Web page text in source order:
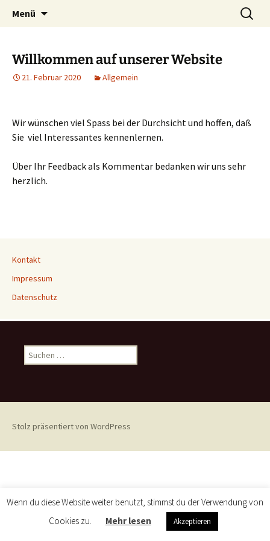
Menü
Suchen
nach:
Willkommen auf unserer Website
21. Februar 2020 Allgemein
Wir wünschen viel Spass bei der Durchsicht und hoffen, daß
Sie viel Interessantes kennenlernen.
Über Ihr Feedback als Kommentar bedanken wir uns sehr
herzlich.
Kontakt
Impressum
Datenschutz
Suchen
nach:
Stolz präsentiert von WordPress
Wenn du diese Website weiter benutzt, stimmst du der Verwendung von
Cookies zu.
Mehr lesen Akzeptieren